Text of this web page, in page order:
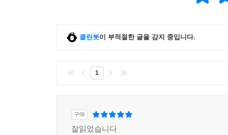
클린봇이 부적절한 글을 감지 중입니다.
1
구매
잘읽었습니다